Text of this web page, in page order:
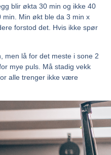
blir økta 30 min og ikke 40
Min økt ble da 3 min x
forstod det. Hvis ikke spør
men lå for det meste i sone 2
mye puls. Må stadig vekk
alle trenger ikke være